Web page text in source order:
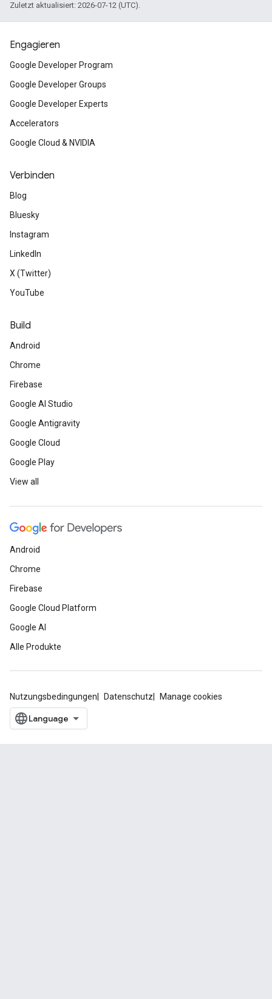
Zuletzt aktualisiert: 2026-07-12 (UTC).
Engagieren
Google Developer Program
Google Developer Groups
Google Developer Experts
Accelerators
Google Cloud & NVIDIA
Verbinden
Blog
Bluesky
Instagram
LinkedIn
X (Twitter)
YouTube
Build
Android
Chrome
Firebase
Google AI Studio
Google Antigravity
Google Cloud
Google Play
View all
Android
Chrome
Firebase
Google Cloud Platform
Google AI
Alle Produkte
Nutzungsbedingungen Datenschutz Manage cookies